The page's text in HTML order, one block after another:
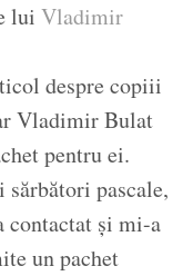
lui Vladimir
despre copiii
Vladimir Bulat
pentru ei.
sărbători pascale,
contactat și mi-a
un pachet